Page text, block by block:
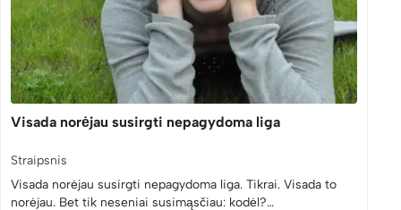
Visada norėjau susirgti nepagydoma liga
Straipsnis
Visada norėjau susirgti nepagydoma liga. Tikrai. Visada to
norėjau. Bet tik neseniai susimąsčiau: kodėl?…